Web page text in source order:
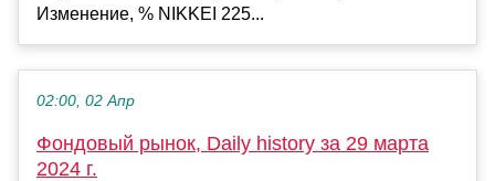
Изменение, % NIKKEI 225...
02:00, 02 Апр
Фондовый рынок, Daily history за 29 марта
2024 г.